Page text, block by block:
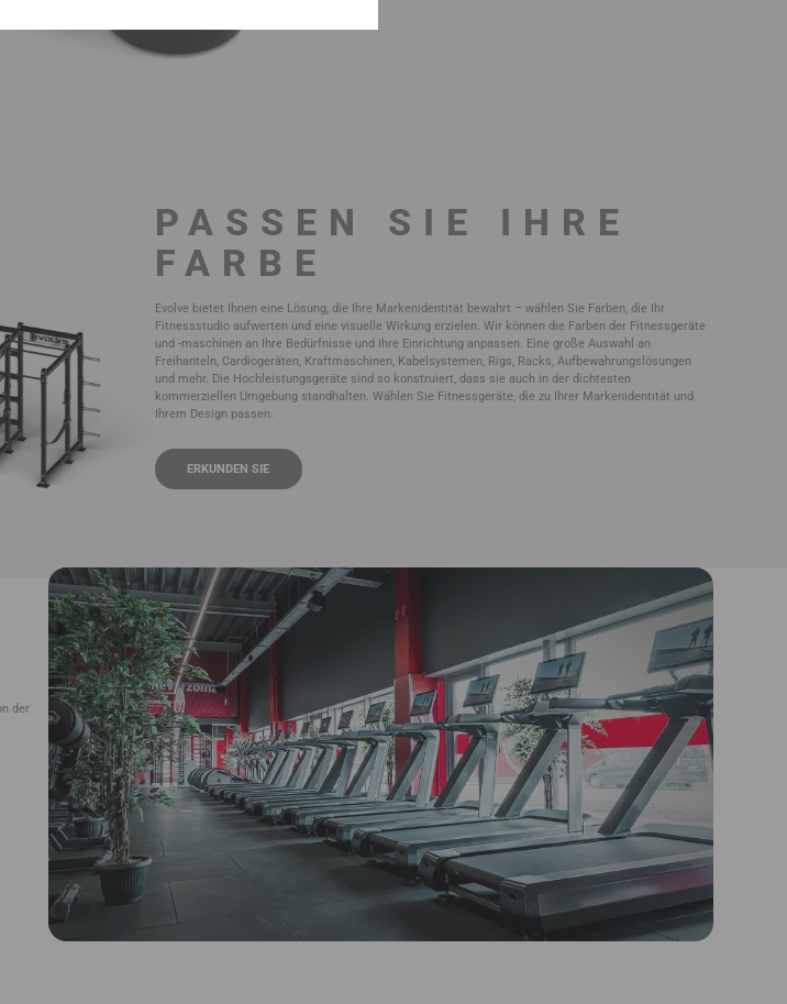
PASSEN SIE IHRE
FARBE
Evolve bietet Ihnen eine Lösung, die Ihre Markenidentität bewahrt – wählen Sie Farben, die Ihr
Fitnessstudio aufwerten und eine visuelle Wirkung erzielen. Wir können die Farben der Fitnessgeräte
und -maschinen an Ihre Bedürfnisse und Ihre Einrichtung anpassen. Eine große Auswahl an
Freihanteln, Cardiogeräten, Kraftmaschinen, Kabelsystemen, Rigs, Racks, Aufbewahrungslösungen
und mehr. Die Hochleistungsgeräte sind so konstruiert, dass sie auch in der dichtesten
kommerziellen Umgebung standhalten. Wählen Sie Fitnessgeräte, die zu Ihrer Markenidentität und
Ihrem Design passen.
ERKUNDEN SIE
der